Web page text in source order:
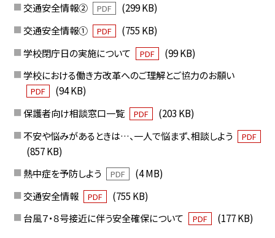
交通安全情報②
PDF
(299 KB)
交通安全情報①
PDF
(755 KB)
学校閉庁日の実施について
PDF
(99 KB)
学校における働き方改革へのご理解とご協力のお願い
PDF
(94 KB)
保護者向け相談窓口一覧
PDF
(203 KB)
不安や悩みがあるときは…、一人で悩まず、相談しよう
PDF
(857 KB)
熱中症を予防しよう
PDF
(4 MB)
交通安全情報
PDF
(755 KB)
台風７・８号接近に伴う安全確保について
PDF (177 KB)